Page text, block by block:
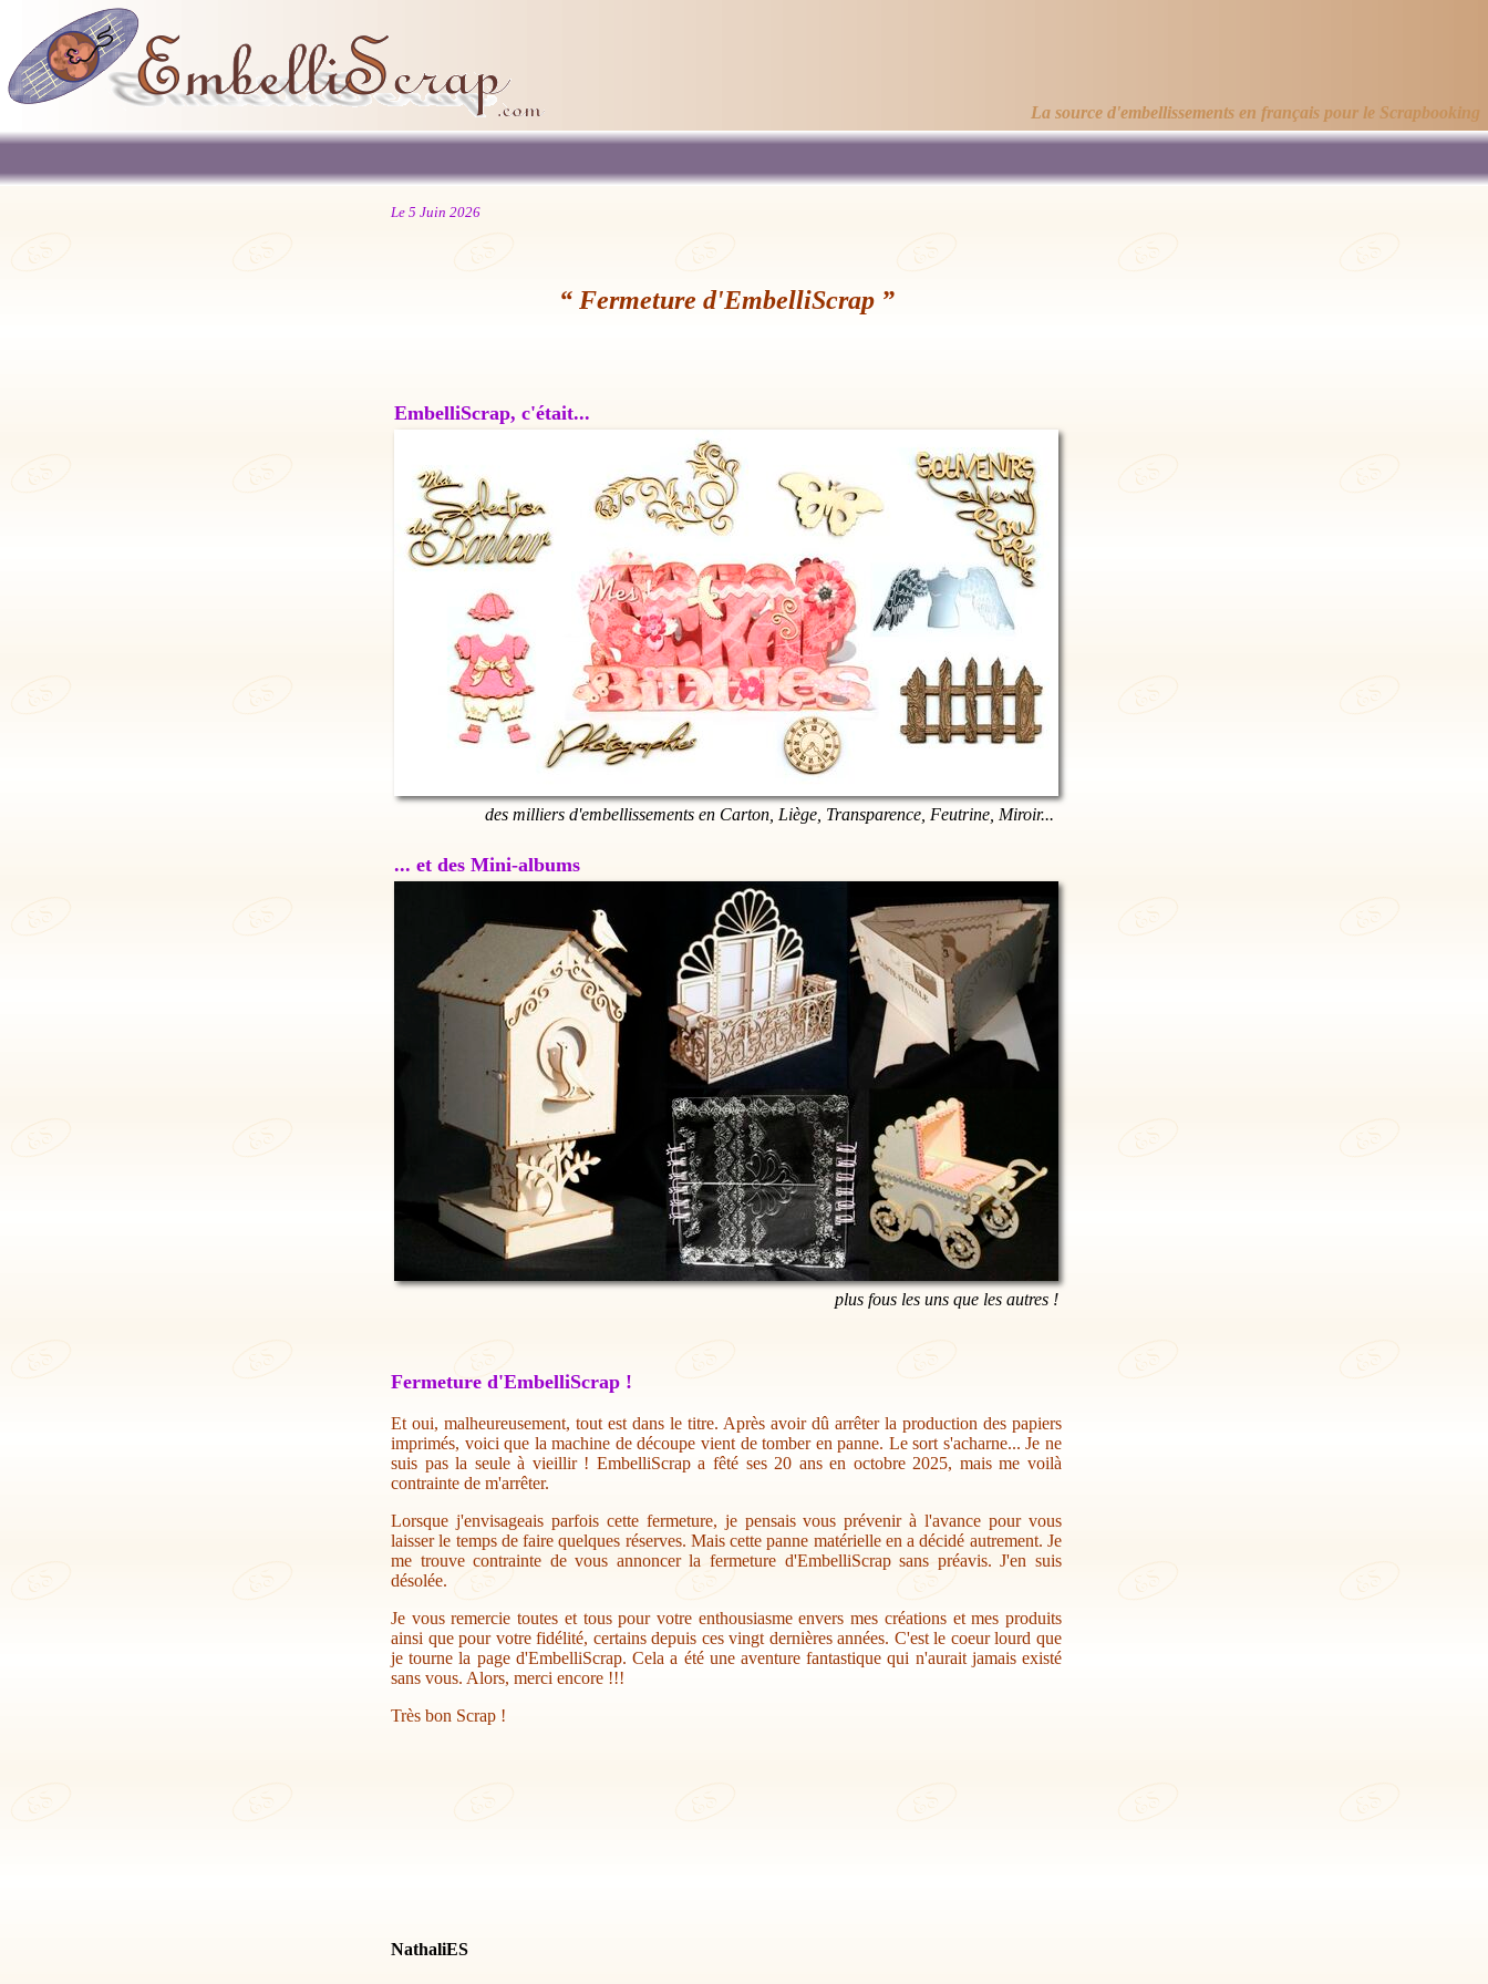
La source d'embellissements en français pour le Scrapbooking
Le 5 Juin 2026
“ Fermeture d'EmbelliScrap ”
EmbelliScrap, c'était...
des milliers d'embellissements en Carton, Liège, Transparence, Feutrine, Miroir...
... et des Mini-albums
plus fous les uns que les autres !
Fermeture d'EmbelliScrap !
Et oui, malheureusement, tout est dans le titre. Après avoir dû arrêter la production des papiers
imprimés, voici que la machine de découpe vient de tomber en panne. Le sort s'acharne... Je ne
suis pas la seule à vieillir ! EmbelliScrap a fêté ses 20 ans en octobre 2025, mais me voilà
contrainte de m'arrêter.
Lorsque j'envisageais parfois cette fermeture, je pensais vous prévenir à l'avance pour vous
laisser le temps de faire quelques réserves. Mais cette panne matérielle en a décidé autrement. Je
me trouve contrainte de vous annoncer la fermeture d'EmbelliScrap sans préavis. J'en suis
désolée.
Je vous remercie toutes et tous pour votre enthousiasme envers mes créations et mes produits
ainsi que pour votre fidélité, certains depuis ces vingt dernières années. C'est le coeur lourd que
je tourne la page d'EmbelliScrap. Cela a été une aventure fantastique qui n'aurait jamais existé
sans vous. Alors, merci encore !!!
Très bon Scrap !
NathaliES